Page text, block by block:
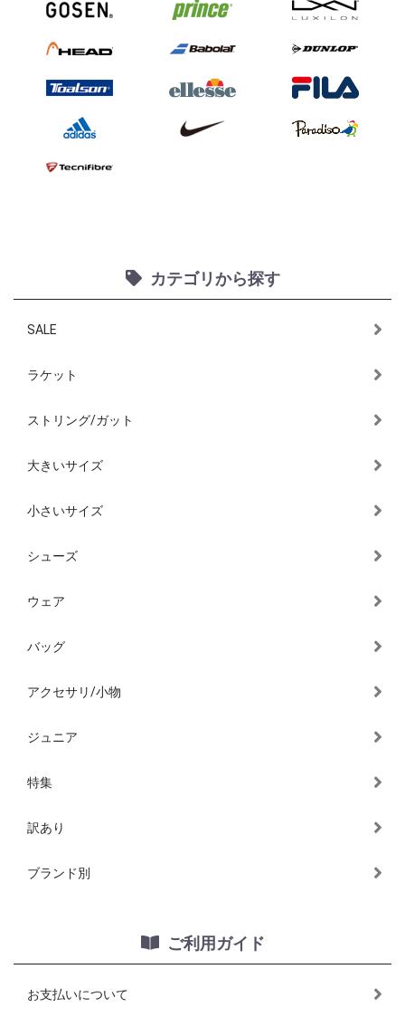
カテゴリから探す
SALE
ラケット
ストリング/ガット
大きいサイズ
小さいサイズ
シューズ
ウェア
バッグ
アクセサリ/小物
ジュニア
特集
訳あり
ブランド別
ご利用ガイド
お支払いについて